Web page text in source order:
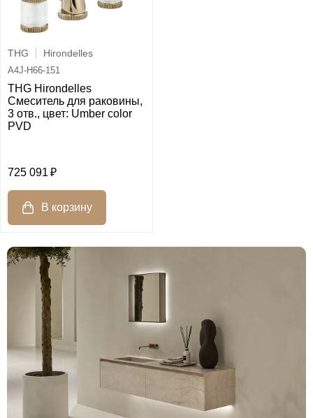
THG Hirondelles
A4J-H66-151
THG Hirondelles
Смеситель для раковины,
3 отв., цвет: Umber color
PVD
725 091